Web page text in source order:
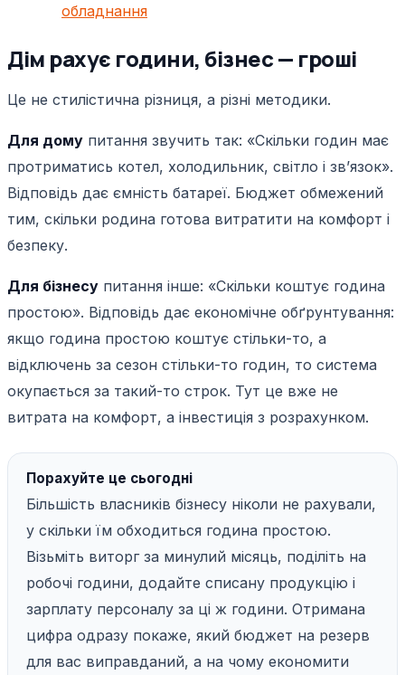
обладнання
Дім рахує години, бізнес — гроші
Це не стилістична різниця, а різні методики.
Для дому питання звучить так: «Скільки годин має
протриматись котел, холодильник, світло і звʼязок».
Відповідь дає ємність батареї. Бюджет обмежений
тим, скільки родина готова витратити на комфорт і
безпеку.
Для бізнесу питання інше: «Скільки коштує година
простою». Відповідь дає економічне обґрунтування:
якщо година простою коштує стільки-то, а
відключень за сезон стільки-то годин, то система
окупається за такий-то строк. Тут це вже не
витрата на комфорт, а інвестиція з розрахунком.
Порахуйте це сьогодні
Більшість власників бізнесу ніколи не рахували,
у скільки їм обходиться година простою.
Візьміть виторг за минулий місяць, поділіть на
робочі години, додайте списану продукцію і
зарплату персоналу за ці ж години. Отримана
цифра одразу покаже, який бюджет на резерв
для вас виправданий, а на чому економити